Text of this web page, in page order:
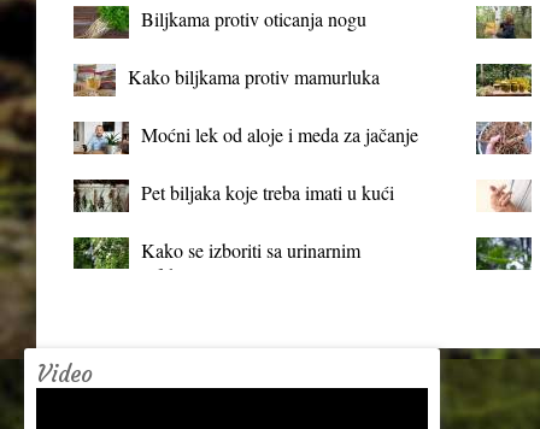
Biljkama protiv oticanja nogu
Kako biljkama protiv mamurluka
Moćni lek od aloje i meda za jačanje
Pet biljaka koje treba imati u kući
Kako se izboriti sa urinarnim
infekcijama?
Video